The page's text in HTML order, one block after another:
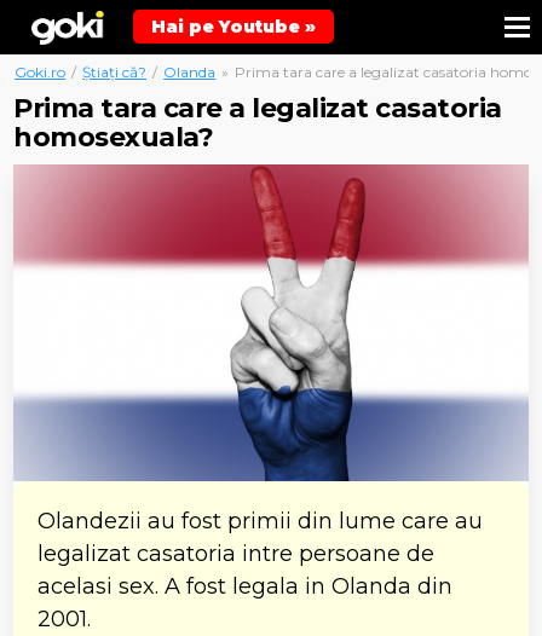
Hai pe Youtube »
Goki.ro / Știați că? / Olanda » Prima tara care a legalizat casatoria
Prima tara care a legalizat casatoria
homosexuala?
Olandezii au fost primii din lume care au
legalizat casatoria intre persoane de
acelasi sex. A fost legala in Olanda din
2001.